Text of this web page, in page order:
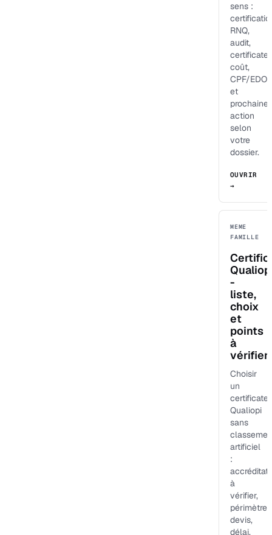
sens :
RNQ,
audit,
coût,
CPF/EDOF
et
prochaine
action
selon
votre
dossier.
OUVRIR
→
MEME
FAMILLE
-
liste,
choix
et
points
à
vérifier
Choisir
un
Qualiopi
sans
artificiel
:
à
vérifier,
périmètre,
devis,
délai,